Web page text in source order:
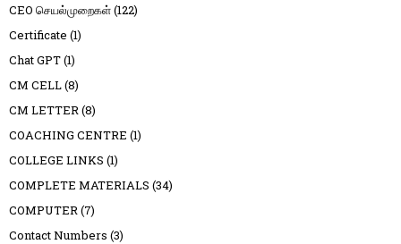
CEO செயல்முறைகள்(122)
Certificate (1)
Chat GPT(1)
CM CELL(8)
CM LETTER(8)
COACHING CENTRE (1)
COLLEGE LINKS (1)
COMPLETE MATERIALS (34)
COMPUTER(7)
Contact Numbers (3)